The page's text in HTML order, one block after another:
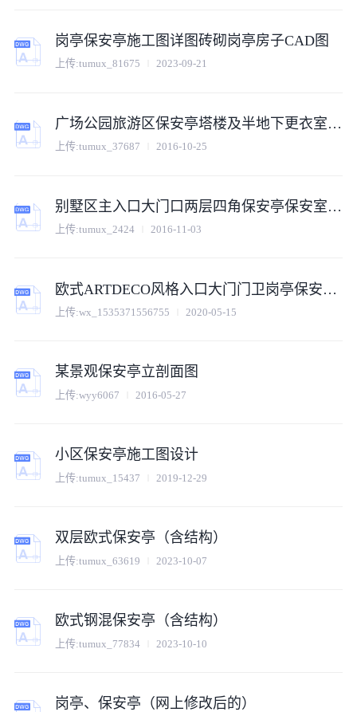
岗亭保安亭施工图详图砖砌岗亭房子CAD图
上传:tumux_81675 2023-09-21
广场公园旅游区保安亭塔楼及半地下更衣室设计CAD全套详图
上传:tumux_37687 2016-10-25
别墅区主入口大门口两层四角保安亭保安室建筑cad详图
上传:tumux_2424 2016-11-03
欧式ARTDECO风格入口大门门卫岗亭保安亭含结构施工图详图
上传:wx_1535371556755 2020-05-15
某景观保安亭立剖面图
上传:wyy6067 2016-05-27
小区保安亭施工图设计
上传:tumux_15437 2019-12-29
双层欧式保安亭（含结构）
上传:tumux_63619 2023-10-07
欧式钢混保安亭（含结构）
上传:tumux_77834 2023-10-10
岗亭、保安亭（网上修改后的）